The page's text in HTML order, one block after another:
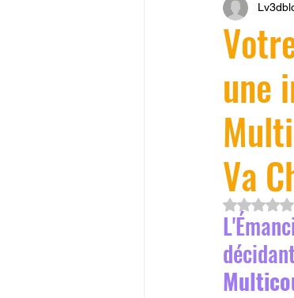
CONCESSION
filament
Entretien imprimante
Bambu Lab X2D
une
Va
Noté